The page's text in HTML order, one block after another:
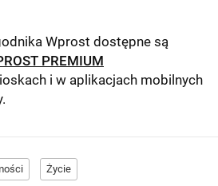
Wprost dostępne są
PREMIUM
i w aplikacjach mobilnych
.
Życie